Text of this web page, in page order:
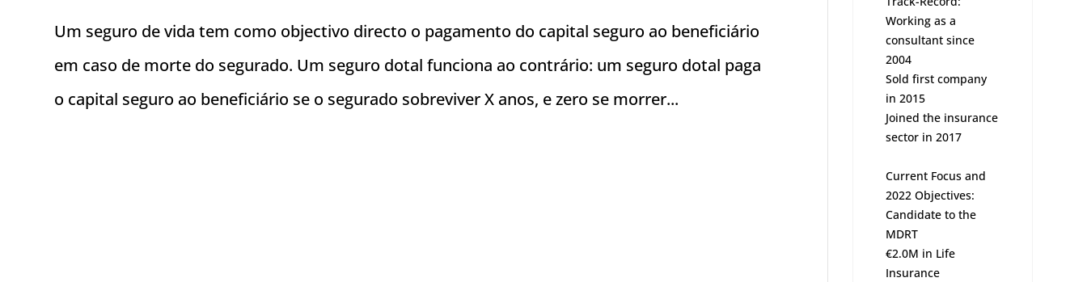
Um seguro de vida tem como objectivo directo o pagamento do capital seguro ao beneficiário
em caso de morte do segurado. Um seguro dotal funciona ao contrário: um seguro dotal paga
o capital seguro ao beneficiário se o segurado sobreviver X anos, e zero se morrer...
Working as a
consultant since
2004
Sold first company
in 2015
Joined the insurance
sector in 2017
Current Focus and
2022 Objectives:
Candidate to the
MDRT
€2.0M in Life
Insurance